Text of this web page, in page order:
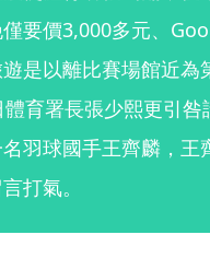
要價3,000多元、
是以離比賽場館近
育署長張少熙更引
羽球國手王齊麟，王
打氣。